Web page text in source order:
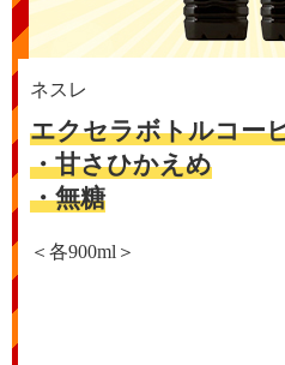
ネスレ
エクセラボトルコー
・甘さひかえめ
・無糖
＜各900ml＞